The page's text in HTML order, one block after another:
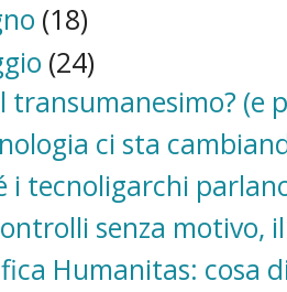
(18)
(24)
il transumanesimo?
ci sta
i tecnoligarchi
senza motivo,
Humanitas: cosa